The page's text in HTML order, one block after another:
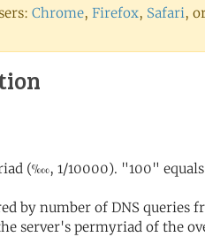
Chrome, Firefox, Safari,
(‱, 1/10000). "100"
by number of DNS queries
server's permyriad of the